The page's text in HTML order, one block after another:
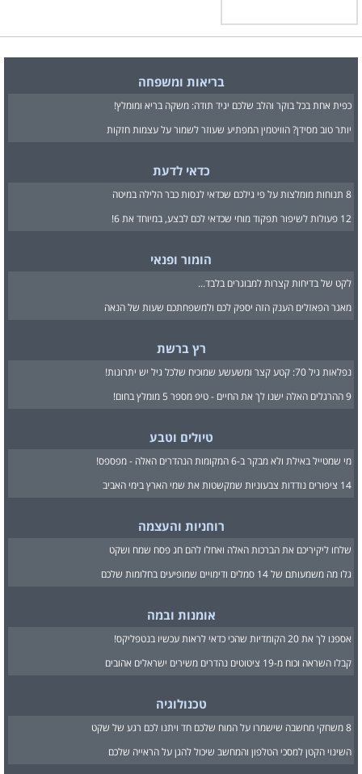
בריאות ומשפחה
כפית אחת בכל בוקר והלב שלכם יגיד תודה: משקה בריא ומומלץ!
יותר טוב מסידן? הוויטמין המפתיע שעוזר לשמור על עצמות חזקות
כדאי לדעת
8 תנוחות מומלצות על פי גילכם שכדאי לנסות כבר הלילה במיטה
12 פעולות לשיפור תפקוד מוחי שכדאי לכם לבצע, במיוחד את 6!
הומור ופנאי
לקט של בדיחות קצרות למבוגרים בלבד...
מאגר הפאזלים הענק הזה יספק לכם ולמשפחתכם שעות של הנאה
רץ ברשת
נפלאות גיל 70: קטע קצר ומשעשע שמוכיח שלכל גיל יש יתרונות!
9 ההרגלים האלה ישנו לך את החיים - טיפ מספר 5 מומלץ בחום!
טיולים וטבע
מי שמטייל באילת ולא מבקר ב-6 המקומות הנהדרים האלה - מפספס!
14 ציפורים נודדות צבעוניות שמקשטות את שמי הארץ בימי האביב
רוחניות והעצמה
שלחו ליקיריכם את הברכות האלה ואחלו להם חג פסח שמח ושקט
גלו מה משמעותם של 14 סמלים ודימויים שמופיעים בחלומות שלכם
אומנות ובמה
אספנו לך את 20 הקומדיות שהכי כדאי לראות עכשיו בנטפליקס!
קבלו השראה וכוח מ-19 ציטוטים נהדרים משירים ישראלים אהובים
טכנולוגיה
8 משחקי מחשבה שישמרו על המוח שלכם חד ויתנו לכם רגע של שקט
השינוי הקטן למסכי הטלפון והמחשב שיכול להגן על הראייה שלכם